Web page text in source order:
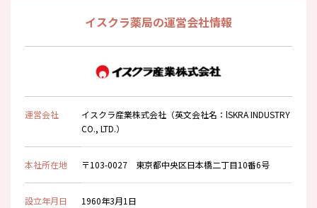
イスクラ薬局の運営会社情報
運営会社
イスクラ産業株式会社（英文会社名：lSKRA INDUSTRY
CO., LTD.）
本社所在地 〒103-0027 東京都中央区日本橋二丁目10番6号
設立年月日 1960年3月1日